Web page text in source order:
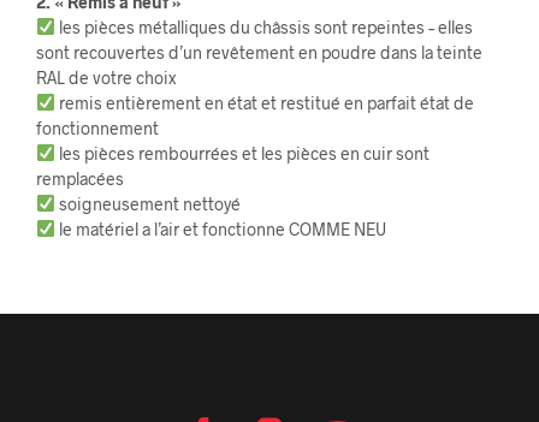
les pièces métalliques du châssis sont repeintes – elles
sont recouvertes d’un revêtement en poudre dans la teinte
RAL de votre choix
remis entièrement en état et restitué en parfait état de
fonctionnement
les pièces rembourrées et les pièces en cuir sont
remplacées
soigneusement nettoyé
le matériel a l’air et fonctionne COMME NEU